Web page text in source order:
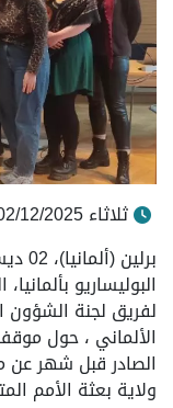
ثلاثاء 02/12/2025 - 16:47
البوليساريو
لفريق لجنة الشؤون
الصادر قبل شهر عن
ولاية بعثة الأمم